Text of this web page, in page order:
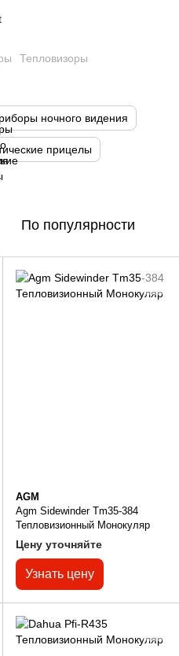
Тепловизоры
ночного видения
прицелы
По популярности
AGM
Agm Sidewinder Tm35-384
Тепловизионный Монокуляр
Цену уточняйте
Узнать цену